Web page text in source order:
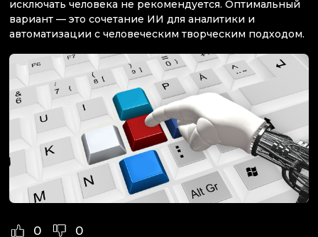
исключать человека не рекомендуется. Оптимальный
вариант — это сочетание ИИ для аналитики и
автоматизации с человеческим творческим подходом.
0 0